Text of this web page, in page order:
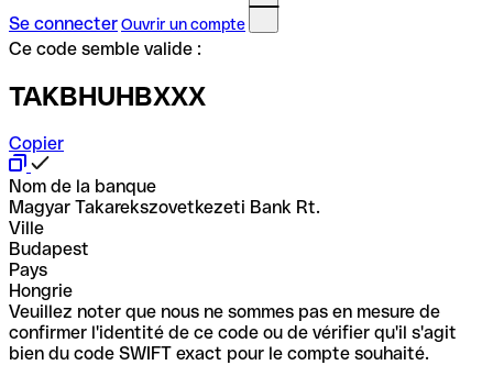
Se connecterOuvrir un compte
Ce code semble valide :
TAKBHUHBXXX
Copier
Nom de la banque
Magyar Takarekszovetkezeti Bank Rt.
Ville
Budapest
Pays
Hongrie
Veuillez noter que nous ne sommes pas en mesure de
confirmer l'identité de ce code ou de vérifier qu'il s'agit
bien du code SWIFT exact pour le compte souhaité.